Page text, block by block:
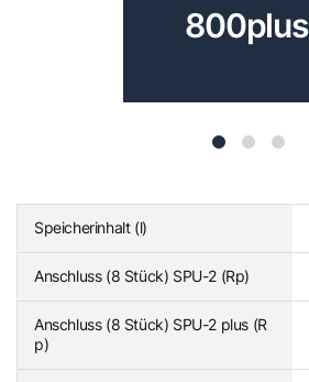
800plus
Speicherinhalt (l)
Anschluss (8 Stück) SPU-2 (Rp)
Anschluss (8 Stück) SPU-2 plus (R
p)